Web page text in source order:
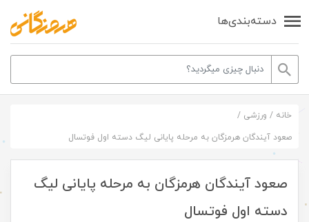
دسته‌بندی‌ها
خانه / ورزشی /
صعود آیندگان هرمزگان به مرحله پایانی لیگ دسته اول فوتسال
صعود آیندگان هرمزگان به مرحله پایانی لیگ
دسته اول فوتسال